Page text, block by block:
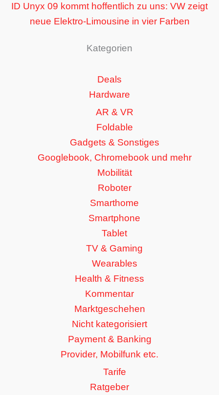
ID Unyx 09 kommt hoffentlich zu uns: VW zeigt
neue Elektro-Limousine in vier Farben
Kategorien
Deals
Hardware
AR & VR
Foldable
Gadgets & Sonstiges
Googlebook, Chromebook und mehr
Mobilität
Roboter
Smarthome
Smartphone
Tablet
TV & Gaming
Wearables
Health & Fitness
Kommentar
Marktgeschehen
Nicht kategorisiert
Payment & Banking
Provider, Mobilfunk etc.
Tarife
Ratgeber